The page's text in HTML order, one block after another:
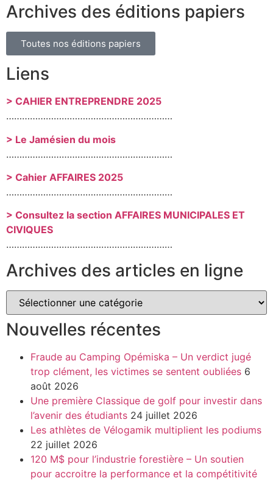
Archives des éditions papiers
Toutes nos éditions papiers
Liens
> CAHIER ENTREPRENDRE 2025
………………………………………………………
> Le Jamésien du mois
………………………………………………………
> Cahier AFFAIRES 2025
………………………………………………………
> Consultez la section AFFAIRES MUNICIPALES ET
CIVIQUES
………………………………………………………
Archives des articles en ligne
Nouvelles récentes
Fraude au Camping Opémiska – Un verdict jugé
trop clément, les victimes se sentent oubliées 6
août 2026
Une première Classique de golf pour investir dans
l’avenir des étudiants 24 juillet 2026
Les athlètes de Vélogamik multiplient les podiums
22 juillet 2026
120 M$ pour l’industrie forestière – Un soutien
pour accroitre la performance et la compétitivité